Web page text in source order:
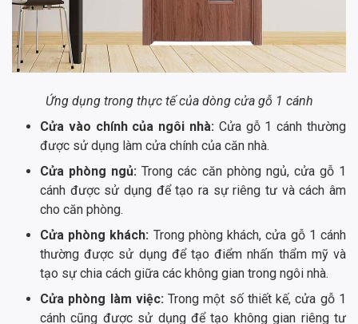
Ứng dụng trong thực tế của dòng cửa gỗ 1 cánh
Cửa vào chính của ngôi nhà: Cửa gỗ 1 cánh thường
được sử dụng làm cửa chính của căn nhà.
Cửa phòng ngủ:Trong các căn phòng ngủ, cửa gỗ 1
cánh được sử dụng để tạo ra sự riêng tư và cách âm
cho căn phòng.
Cửa phòng khách: Trong phòng khách, cửa gỗ 1 cánh
thường được sử dụng để tạo điểm nhấn thẩm mỹ và
tạo sự chia cách giữa các không gian trong ngôi nhà.
Cửa phòng làm việc:Trong một số thiết kế, cửa gỗ 1
cánh cũng được sử dụng để tạo không gian riêng tư